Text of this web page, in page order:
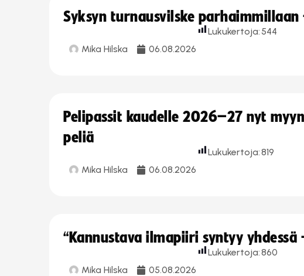
Syksyn turnausvilske
Mika Hilska 06.08.2026
Lukukertoja: 544
Pelipassit kaudelle 2026–27 nyt
peliä
Mika Hilska 06.08.2026
Lukukertoja:819
“Kannustava ilmapiiri syntyy
Mika Hilska 05.08.2026
Lukukertoja:860